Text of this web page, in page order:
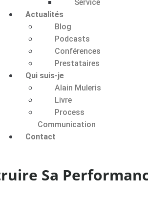
Service
Actualités
Blog
Podcasts
Conférences
Prestataires
Qui suis-je
Alain Muleris
Livre
Process
Communication
Contact
Sa